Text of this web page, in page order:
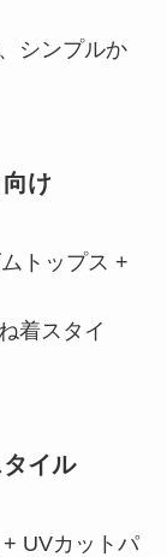
シンプルか
け
トップス +
着スタイ
イル
UVカットパ